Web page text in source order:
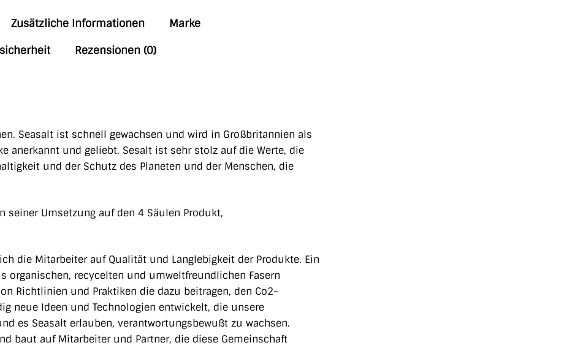
Zusätzliche Informationen
Marke
Rezensionen (0)
Seasalt ist schnell gewachsen und wird in Großbritannien als
anerkannt und geliebt. Sesalt ist sehr stolz auf die Werte, die
und der Schutz des Planeten und der Menschen, die
seiner Umsetzung auf den 4 Säulen Produkt,
die Mitarbeiter auf Qualität und Langlebigkeit der Produkte. Ein
organischen, recycelten und umweltfreundlichen Fasern
Richtlinien und Praktiken die dazu beitragen, den Co2-
neue Ideen und Technologien entwickelt, die unsere
es Seasalt erlauben, verantwortungsbewußt zu wachsen.
baut auf Mitarbeiter und Partner, die diese Gemeinschaft